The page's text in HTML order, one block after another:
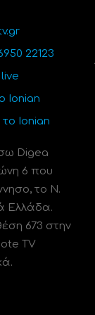
22123
Ionian
το Ionian
Digea
6 που
το N.
Ελλάδα.
673 στην
TV